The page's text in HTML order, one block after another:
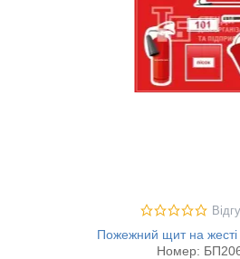
Пожежний щит на жесті
Номер: